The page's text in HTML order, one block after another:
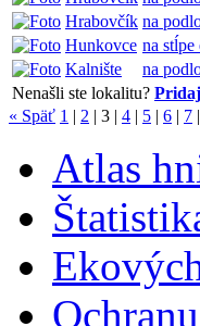
Hrabovčík na
Hunkovce na stĺpe
Kalnište
na
Nenašli ste lokalitu?
« Späť 1 | 2 | 3 | 4 | 5 | 6 | 7 |
Atlas